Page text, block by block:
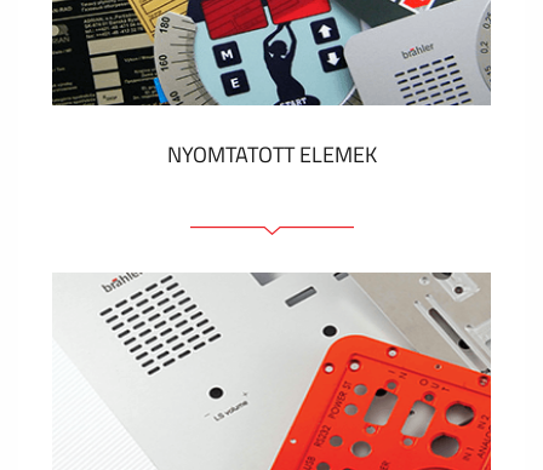
NYOMTATOTT ELEMEK
Fóliacímkék
Fóliabillentyűzet, Membrános billentyűzet
Fém címkék
Címkék
Műanyag címkék és cédulák